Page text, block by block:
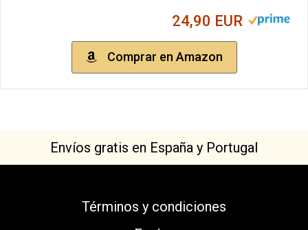
24,90 EUR
Comprar en Amazon
Envíos gratis en España y Portugal
Términos y condiciones